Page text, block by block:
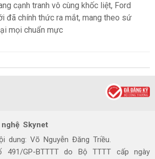
cạnh tranh vô cùng khốc liệt, Ford
đã chính thức ra mắt, mang theo sứ
mọi chuẩn mực
Skynet
dung: Võ Nguyễn Đăng Triều.
491/GP-BTTTT do Bộ TTTT cấp ngày